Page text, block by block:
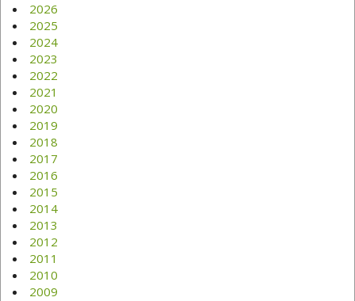
2026
2025
2024
2023
2022
2021
2020
2019
2018
2017
2016
2015
2014
2013
2012
2011
2010
2009